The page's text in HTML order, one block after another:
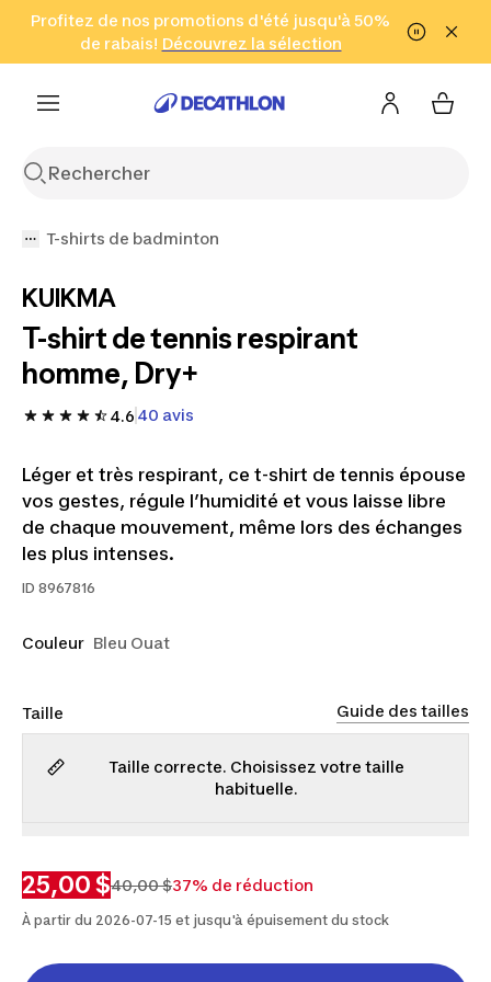
Aller à la recherche Aller au contenu Aller au pied de
Profitez de nos promotions d'été jusqu'à 50%
de rabais! Découvrez la sélection
Cliquez ici
en seulement 2 h!
(Zones sélectionnées)
T-shirts de badminton
KUIKMA
T-shirt de tennis respirant
homme, Dry+
4.6 40 avis
Léger et très respirant, ce t-shirt de tennis épouse
vos gestes, régule l’humidité et vous laisse libre
de chaque mouvement, même lors des échanges
les plus intenses.
ID 8967816
Couleur Bleu Ouat
Taille Guide des tailles
Taille correcte. Choisissez votre taille
habituelle.
25,00 $40,00 $37% de réduction
À partir du 2026-07-15 et jusqu'à épuisement du stock